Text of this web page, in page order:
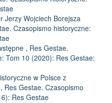
Jerzy Wojciech Borejsza
Czasopismo historyczne:
, Res Gestae.
Tom 10 (2020): Res Gestae:
w Polsce z
, Res Gestae. Czasopismo
Res Gestae